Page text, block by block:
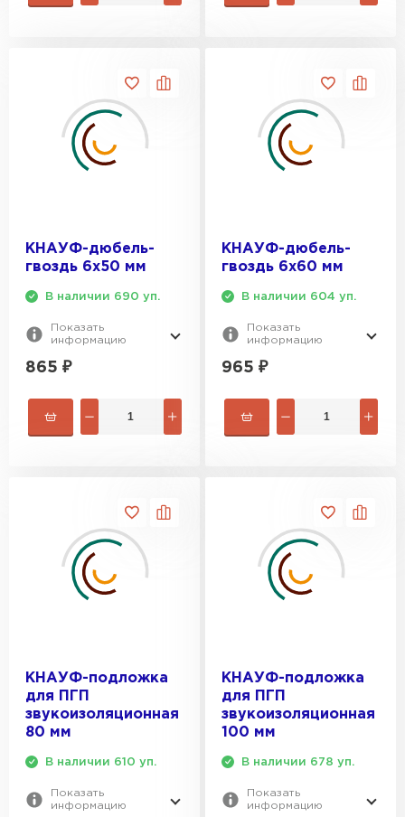
КНАУФ-дюбель-
гвоздь 6х50 мм
В наличии 690 уп.
Показать
информацию
865 ₽
КНАУФ-дюбель-
гвоздь 6х60 мм
В наличии 604 уп.
Показать
информацию
965 ₽
КНАУФ-подложка
для ПГП
звукоизоляционная
80 мм
В наличии 610 уп.
Показать
информацию
КНАУФ-подложка
для ПГП
звукоизоляционная
100 мм
В наличии 678 уп.
Показать
информацию
ПЕРЕЙТИ
Утеплитель Paroc
ПЕРЕЙТИ
Утеплитель Технониколь
ПЕРЕЙТИ
Утеплитель Юматекс Термо